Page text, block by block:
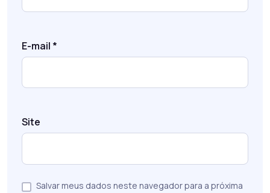
E-mail *
Site
Salvar meus dados neste navegador para a próxima